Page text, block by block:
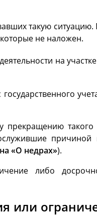
такую
которые не наложен.
на
прекращению такого
причиной
«О недрах»).
либо
или